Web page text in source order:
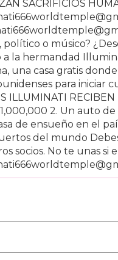
SACRIFICIOS
político o músico?
a la hermandad
una casa gratis
para iniciar
ILLUMINATI
2. Un auto
de ensueño en el
del mundo
socios. No te unas si